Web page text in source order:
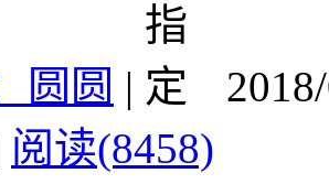
圆圆 |
阅读(8458)